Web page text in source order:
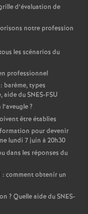
d’évaluation de
notre profession
les scénarios du
professionnel
barème, types
du SNES-FSU
?
être établies
pour devenir
lundi 7 juin à 20h30
dans les réponses du
comment obtenir un
? Quelle aide du SNES-